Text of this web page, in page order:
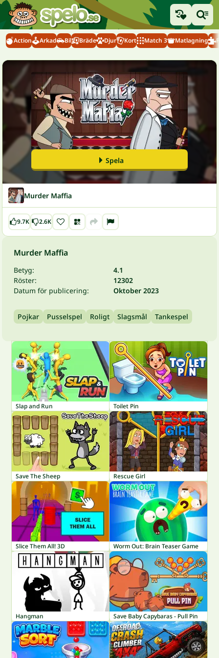
Action Arkad Bil Bräde Djur Kort Match 3 Matlagning
Spela
Murder Maffia
9.7K 2.6K
Murder Maffia
Betyg:
4.1
Röster:
12302
Datum för publicering:
Oktober 2023
Pojkar Pusselspel Roligt Slagsmål Tankespel
Slap and Run Toilet Pin
Save The Sheep Rescue Girl
Slice Them All! 3D Worm Out: Brain Teaser Game
Hangman Save Baby Capybaras - Pull Pin